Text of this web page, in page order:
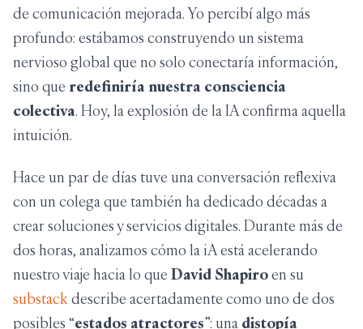
de comunicación mejorada. Yo percibí algo más
profundo: estábamos construyendo un sistema
nervioso global que no solo conectaría información,
sino que redefiniría nuestra consciencia
colectiva. Hoy, la explosión de la IA confirma aquella
intuición.
Hace un par de días tuve una conversación reflexiva
con un colega que también ha dedicado décadas a
crear soluciones y servicios digitales. Durante más de
dos horas, analizamos cómo la iA está acelerando
nuestro viaje hacia lo queDavid Shapiroen su
substackdescribe acertadamente como uno de dos
posibles “estados atractores”: una distopía